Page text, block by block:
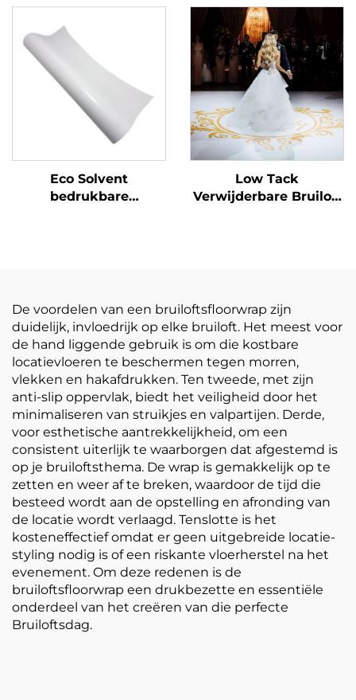
Perforated Viny Roll
Eco Solvent
bedrukbare
Low Tack
Verwijderbare Bruiloft
De voordelen van een bruiloftsfloorwrap zijn
duidelijk, invloedrijk op elke bruiloft. Het meest voor
de hand liggende gebruik is om die kostbare
locatievloeren te beschermen tegen morren,
vlekken en hakafdrukken. Ten tweede, met zijn
anti-slip oppervlak, biedt het veiligheid door het
minimaliseren van struikjes en valpartijen. Derde,
voor esthetische aantrekkelijkheid, om een
consistent uiterlijk te waarborgen dat afgestemd is
op je bruiloftsthema. De wrap is gemakkelijk op te
zetten en weer af te breken, waardoor de tijd die
besteed wordt aan de opstelling en afronding van
de locatie wordt verlaagd. Tenslotte is het
kosteneffectief omdat er geen uitgebreide locatie-
styling nodig is of een riskante vloerherstel na het
evenement. Om deze redenen is de
bruiloftsfloorwrap een drukbezette en essentiële
onderdeel van het creëren van die perfecte
Bruiloftsdag.